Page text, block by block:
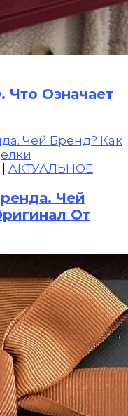
Что Означает
| АКТУАЛЬНОЕ
Чей
От